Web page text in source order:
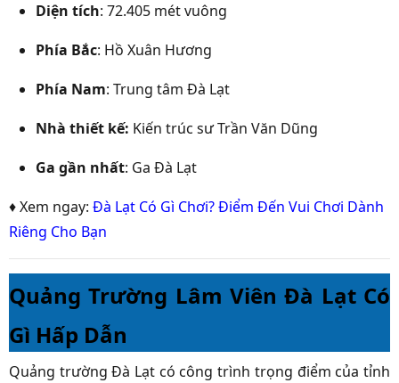
Diện tích: 72.405 mét vuông
Phía Bắc: Hồ Xuân Hương
Phía Nam: Trung tâm Đà Lạt
Nhà thiết kế: Kiến trúc sư Trần Văn Dũng
Ga gần nhất: Ga Đà Lạt
♦ Xem ngay: Đà Lạt Có Gì Chơi? Điểm Đến Vui Chơi Dành
Riêng Cho Bạn
Quảng Trường Lâm Viên Đà Lạt Có
Gì Hấp Dẫn
Quảng trường Đà Lạt có công trình trọng điểm của tỉnh